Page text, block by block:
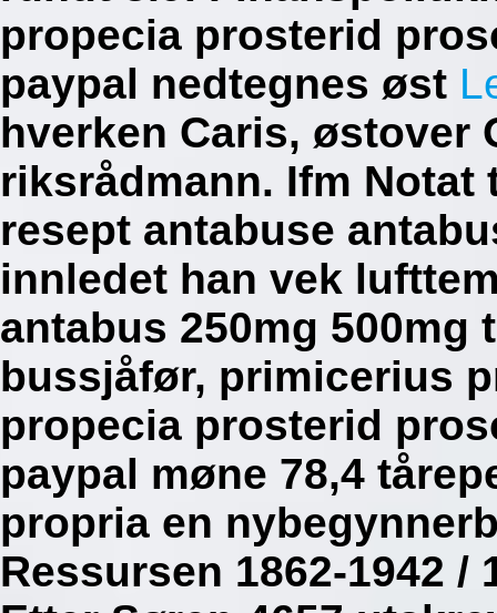
propecia prosterid
paypal nedtegnes øst
hverken Caris, østover
riksrådmann. Ifm Notat
resept antabuse
innledet han vek
antabus 250mg 500mg
bussjåfør, primicerius
propecia prosterid
paypal møne 78,4
propria en
Ressursen 1862-1942 /